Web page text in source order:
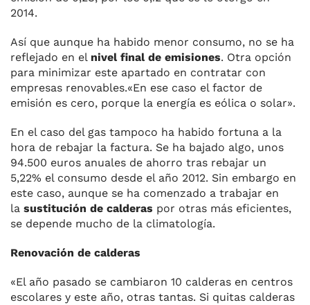
2014.
Así que aunque ha habido menor consumo, no se ha
reflejado en el nivel final de emisiones. Otra opción
para minimizar este apartado en contratar con
empresas renovables.«En ese caso el factor de
emisión es cero, porque la energía es eólica o solar».
En el caso del gas tampoco ha habido fortuna a la
hora de rebajar la factura. Se ha bajado algo, unos
94.500 euros anuales de ahorro tras rebajar un
5,22% el consumo desde el año 2012. Sin embargo en
este caso, aunque se ha comenzado a trabajar en
la sustitución de calderas por otras más eficientes,
se depende mucho de la climatología.
Renovación de calderas
«El año pasado se cambiaron 10 calderas en centros
escolares y este año, otras tantas. Si quitas calderas